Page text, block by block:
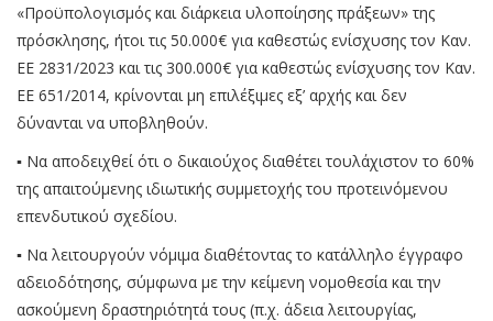
«Προϋπολογισμός και διάρκεια υλοποίησης πράξεων» της
πρόσκλησης, ήτοι τις 50.000€ για καθεστώς ενίσχυσης τον Καν.
ΕΕ 2831/2023 και τις 300.000€ για καθεστώς ενίσχυσης τον Καν.
ΕΕ 651/2014, κρίνονται μη επιλέξιμες εξ’ αρχής και δεν
δύνανται να υποβληθούν.
▪ Να αποδειχθεί ότι ο δικαιούχος διαθέτει τουλάχιστον το 60%
της απαιτούμενης ιδιωτικής συμμετοχής του προτεινόμενου
επενδυτικού σχεδίου.
▪ Να λειτουργούν νόμιμα διαθέτοντας το κατάλληλο έγγραφο
αδειοδότησης, σύμφωνα με την κείμενη νομοθεσία και την
ασκούμενη δραστηριότητά τους (π.χ. άδεια λειτουργίας,